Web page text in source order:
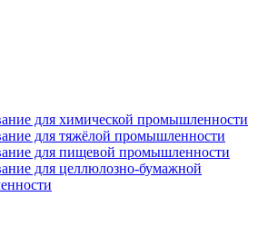
для химической промышленности
для тяжёлой промышленности
для пищевой промышленности
для целлюлозно-бумажной